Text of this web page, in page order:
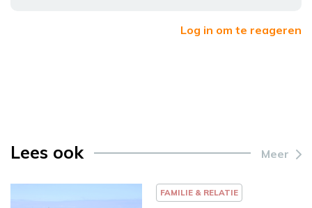
Log in om te reageren
Lees ook Meer
FAMILIE & RELATIE